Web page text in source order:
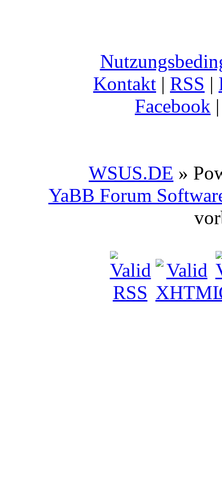
Kontakt | RSS |
Facebook
WSUS.DE »
YaBB Forum